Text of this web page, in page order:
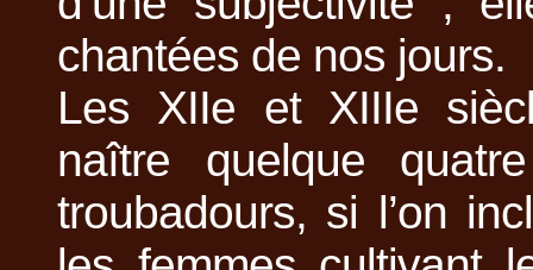
chantées de nos jours.
Les XIIe et XIIIe
naître quelque
troubadours, si l’on